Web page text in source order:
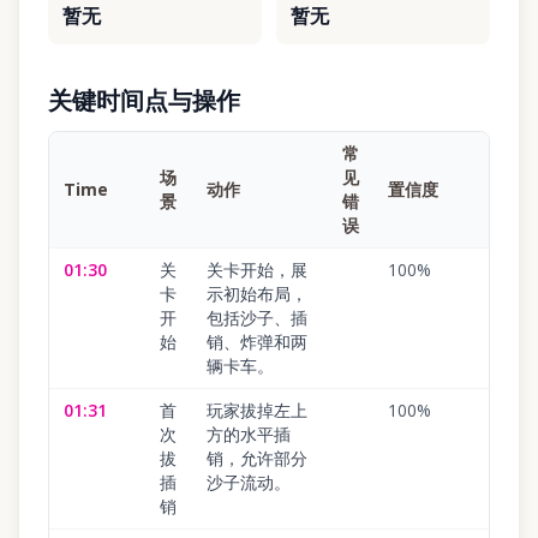
暂无 暂无
关键时间点与操作
Time
场
景
动作
常
见
错
误
置信度
01:30
关
卡
开
始
关卡开始，展
示初始布局，
包括沙子、插
销、炸弹和两
辆卡车。
100%
01:31
首
次
拔
插
销
玩家拔掉左上
方的水平插
销，允许部分
沙子流动。
100%